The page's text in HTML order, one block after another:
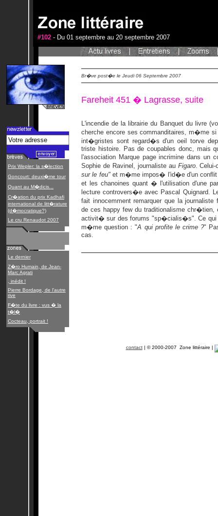
#102 - Du 01 septembre au 20 septembre 2007
Prix Wepler: la s�lection
Goncourt: deuxi�me tour
Quant au M�dicis...
Cr�ation du prix Kadhafi
international de litt�rature
(d�mocratique?)
Le cru Renaudot 2007
Le dernier
Z�ro Humain, de Jean-
Marc Agrati
, inédit !
Pierre Bordage, de l'autre
rive
F�te du livre : vus � la
t�l�
Cocteau, portrait !
Br�ve post�e le Jeudi 06 Septembre 2007
Fareheit 451 � Lagrasse, suite
L'incendie de la librairie du Banquet du livre
cherche encore ses commanditaires, m�me
int�gristes sont regard�s d'un oeil torve
triste histoire. Pas de coupables donc, mais
l'association Marque page incrimine dans un
Sophie de Ravinel, journaliste au Figaro.
sur le feu"et m�me impos� l'id�e d'un conflit
et les chanoines quant � l'utilisation d'une
lecture controvers�e avec Pascal Quignard.
fait innocemment remarquer que la
de ces happy few du traditionalisme chr�tien,
activit� sur des forums "sp�cialis�s". Ce
m�me question : "A qui profite le crime ?"
cas.
contact| © 2000-2007 Zone littéraire |